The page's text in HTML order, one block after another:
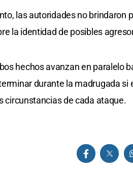
las autoridades no brindaron
la identidad de posibles
hechos avanzan en paralelo
durante la madrugada
circunstancias de cada ataque.